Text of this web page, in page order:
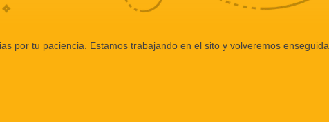
por tu paciencia. Estamos trabajando en el sito y volveremos enseguida.